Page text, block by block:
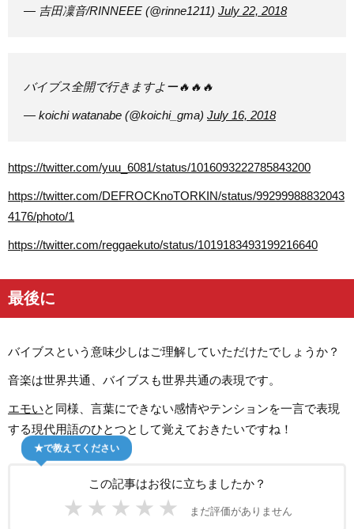
— 吉田凜音/RINNEEE (@rinne1211) July 22, 2018
バイブス全開で行きますよー🔥🔥🔥
— koichi watanabe (@koichi_gma) July 16, 2018
https://twitter.com/yuu_6081/status/1016093222785843200
https://twitter.com/DEFROCKnoTORKIN/status/99299988832043
4176/photo/1
https://twitter.com/reggaekuto/status/1019183493199216640
最後に
バイブスという意味少しはご理解していただけたでしょうか？
音楽は世界共通、バイブスも世界共通の表現です。
エモいと同様、言葉にできない感情やテンションを一言で表現
する現代用語のひとつとして覚えておきたいですね！
この記事はお役に立ちましたか？
★ ★ ★ ★ ★ まだ評価がありません
★で教えてください